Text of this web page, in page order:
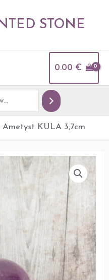
STONE
0.00 €
Ametyst KULA 3,7cm